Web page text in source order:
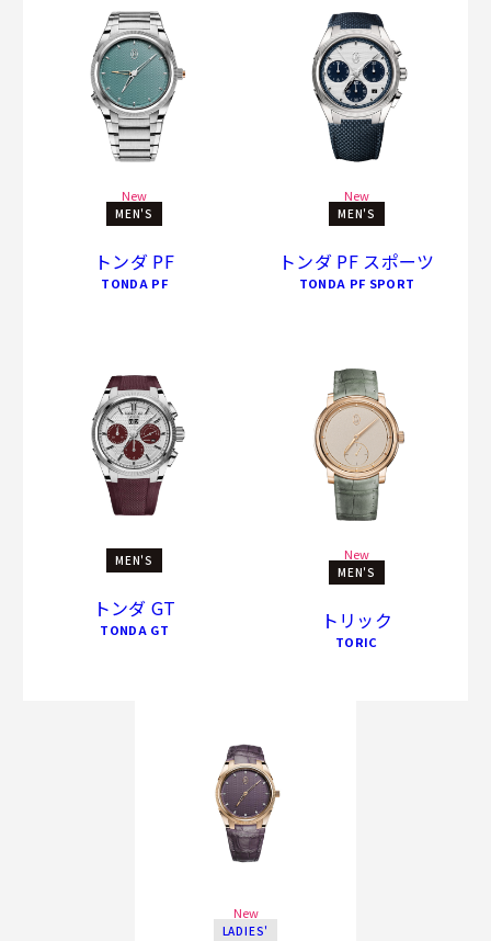
New
MEN'S
トンダ PF
TONDA PF
New
MEN'S
トンダ PF スポーツ
TONDA PF SPORT
MEN'S
トンダ GT
TONDA GT
New
MEN'S
トリック
TORIC
New
LADIES'